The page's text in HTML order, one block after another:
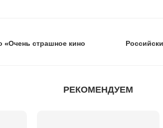
«Очень страшное кино
РЕКОМЕНДУЕМ